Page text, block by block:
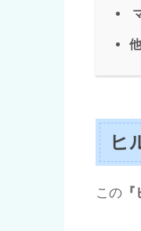
ヒ
この